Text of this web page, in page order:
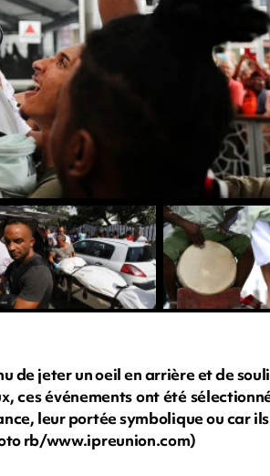
de jeter un oeil en arrière et de
ces événements ont été
leur portée symbolique ou car
rb/www.ipreunion.com)